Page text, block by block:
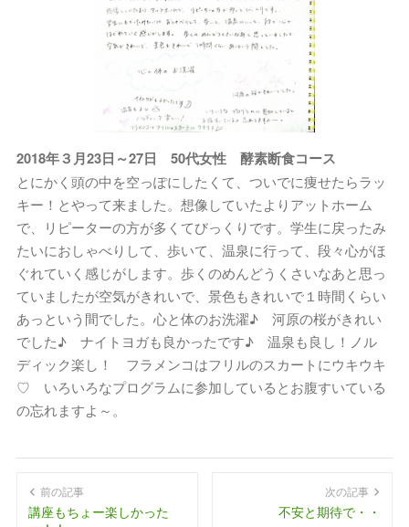
2018年３月23日～27日 50代女性 酵素断食コース
とにかく頭の中を空っぽにしたくて、ついでに痩せたらラッ
キー！とやって来ました。想像していたよりアットホーム
で、リピーターの方が多くてびっくりです。学生に戻ったみ
たいにおしゃべりして、歩いて、温泉に行って、段々心がほ
ぐれていく感じがします。歩くのめんどうくさいなあと思っ
ていましたが空気がきれいで、景色もきれいで１時間くらい
あっという間でした。心と体のお洗濯♪ 河原の桜がきれい
でした♪ ナイトヨガも良かったです♪ 温泉も良し！ノル
ディック楽し！ フラメンコはフリルのスカートにウキウキ
♡ いろいろなプログラムに参加しているとお腹すいている
の忘れますよ～。
前の記事
講座もちょー楽しかった
次の記事
不安と期待で・・